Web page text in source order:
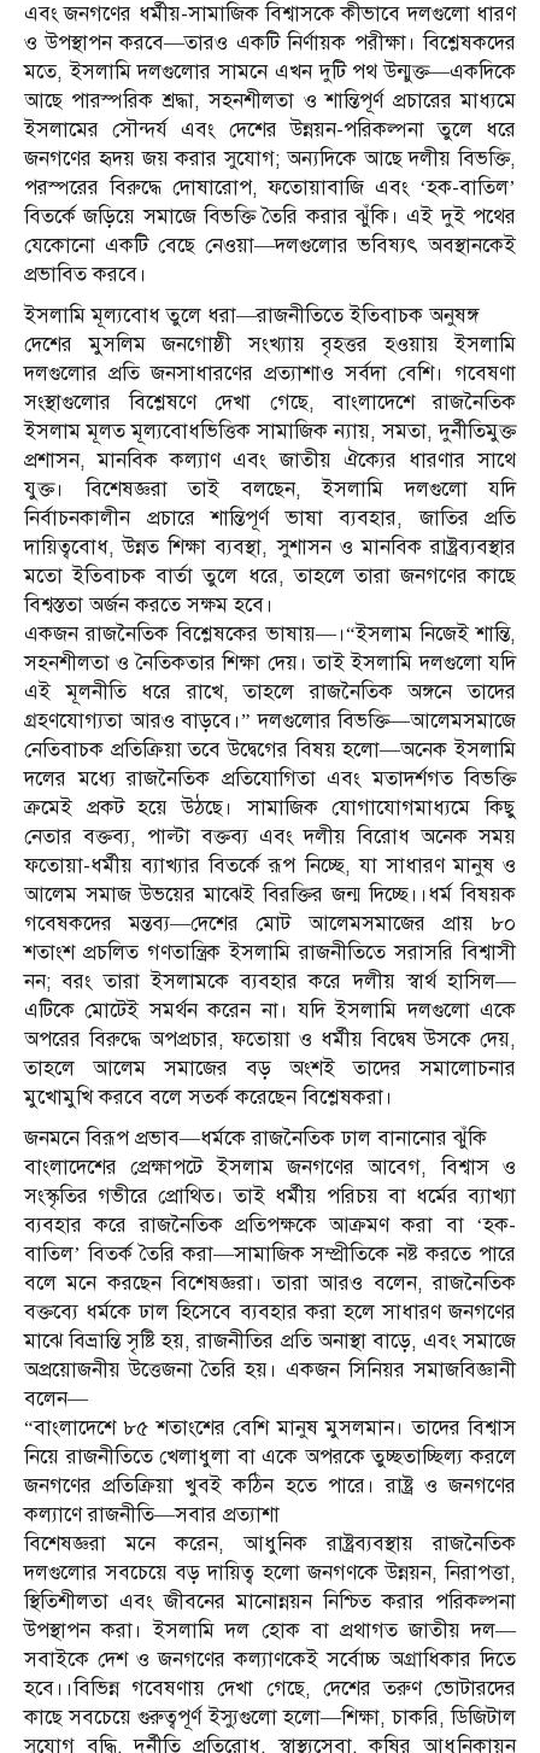
এবং জনগণের ধর্মীয়-সামাজিক বিশ্বাসকে কীভাবে দলগুলো ধারণ
ও উপস্থাপন করবে—তারও একটি নির্ণায়ক পরীক্ষা। বিশ্লেষকদের
মতে, ইসলামি দলগুলোর সামনে এখন দুটি পথ উন্মুক্ত—একদিকে
আছে পারস্পরিক শ্রদ্ধা, সহনশীলতা ও শান্তিপূর্ণ প্রচারের মাধ্যমে
ইসলামের সৌন্দর্য এবং দেশের উন্নয়ন-পরিকল্পনা তুলে ধরে
জনগণের হৃদয় জয় করার সুযোগ; অন্যদিকে আছে দলীয় বিভক্তি,
পরস্পরের বিরুদ্ধে দোষারোপ, ফতোয়াবাজি এবং ‘হক-বাতিল’
বিতর্কে জড়িয়ে সমাজে বিভক্তি তৈরি করার ঝুঁকি। এই দুই পথের
যেকোনো একটি বেছে নেওয়া—দলগুলোর ভবিষ্যৎ অবস্থানকেই
প্রভাবিত করবে।
ইসলামি মূল্যবোধ তুলে ধরা—রাজনীতিতে ইতিবাচক অনুষঙ্গ
দেশের মুসলিম জনগোষ্ঠী সংখ্যায় বৃহত্তর হওয়ায় ইসলামি
দলগুলোর প্রতি জনসাধারণের প্রত্যাশাও সর্বদা বেশি। গবেষণা
সংস্থাগুলোর বিশ্লেষণে দেখা গেছে, বাংলাদেশে রাজনৈতিক
ইসলাম মূলত মূল্যবোধভিত্তিক সামাজিক ন্যায়, সমতা, দুর্নীতিমুক্ত
প্রশাসন, মানবিক কল্যাণ এবং জাতীয় ঐক্যের ধারণার সাথে
যুক্ত। বিশেষজ্ঞরা তাই বলছেন, ইসলামি দলগুলো যদি
নির্বাচনকালীন প্রচারে শান্তিপূর্ণ ভাষা ব্যবহার, জাতির প্রতি
দায়িত্ববোধ, উন্নত শিক্ষা ব্যবস্থা, সুশাসন ও মানবিক রাষ্ট্রব্যবস্থার
মতো ইতিবাচক বার্তা তুলে ধরে, তাহলে তারা জনগণের কাছে
বিশ্বস্ততা অর্জন করতে সক্ষম হবে।
একজন রাজনৈতিক বিশ্লেষকের ভাষায়—।“ইসলাম নিজেই শান্তি,
সহনশীলতা ও নৈতিকতার শিক্ষা দেয়। তাই ইসলামি দলগুলো যদি
এই মূলনীতি ধরে রাখে, তাহলে রাজনৈতিক অঙ্গনে তাদের
গ্রহণযোগ্যতা আরও বাড়বে।” দলগুলোর বিভক্তি—আলেমসমাজে
নেতিবাচক প্রতিক্রিয়া তবে উদ্বেগের বিষয় হলো—অনেক ইসলামি
দলের মধ্যে রাজনৈতিক প্রতিযোগিতা এবং মতাদর্শগত বিভক্তি
ক্রমেই প্রকট হয়ে উঠছে। সামাজিক যোগাযোগমাধ্যমে কিছু
নেতার বক্তব্য, পাল্টা বক্তব্য এবং দলীয় বিরোধ অনেক সময়
ফতোয়া-ধর্মীয় ব্যাখ্যার বিতর্কে রূপ নিচ্ছে, যা সাধারণ মানুষ ও
আলেম সমাজ উভয়ের মাঝেই বিরক্তির জন্ম দিচ্ছে।।ধর্ম বিষয়ক
গবেষকদের মন্তব্য—দেশের মোট আলেমসমাজের প্রায় ৮০
শতাংশ প্রচলিত গণতান্ত্রিক ইসলামি রাজনীতিতে সরাসরি বিশ্বাসী
নন; বরং তারা ইসলামকে ব্যবহার করে দলীয় স্বার্থ হাসিল—
এটিকে মোটেই সমর্থন করেন না। যদি ইসলামি দলগুলো একে
অপরের বিরুদ্ধে অপপ্রচার, ফতোয়া ও ধর্মীয় বিদ্বেষ উসকে দেয়,
তাহলে আলেম সমাজের বড় অংশই তাদের সমালোচনার
মুখোমুখি করবে বলে সতর্ক করেছেন বিশ্লেষকরা।
জনমনে বিরূপ প্রভাব—ধর্মকে রাজনৈতিক ঢাল বানানোর ঝুঁকি
বাংলাদেশের প্রেক্ষাপটে ইসলাম জনগণের আবেগ, বিশ্বাস ও
সংস্কৃতির গভীরে প্রোথিত। তাই ধর্মীয় পরিচয় বা ধর্মের ব্যাখ্যা
ব্যবহার করে রাজনৈতিক প্রতিপক্ষকে আক্রমণ করা বা ‘হক-
বাতিল’ বিতর্ক তৈরি করা—সামাজিক সম্প্রীতিকে নষ্ট করতে পারে
বলে মনে করছেন বিশেষজ্ঞরা। তারা আরও বলেন, রাজনৈতিক
বক্তব্যে ধর্মকে ঢাল হিসেবে ব্যবহার করা হলে সাধারণ জনগণের
মাঝে বিভ্রান্তি সৃষ্টি হয়, রাজনীতির প্রতি অনাস্থা বাড়ে, এবং সমাজে
অপ্রয়োজনীয় উত্তেজনা তৈরি হয়। একজন সিনিয়র সমাজবিজ্ঞানী
বলেন—
“বাংলাদেশে ৮৫ শতাংশের বেশি মানুষ মুসলমান। তাদের বিশ্বাস
নিয়ে রাজনীতিতে খেলাধুলা বা একে অপরকে তুচ্ছতাচ্ছিল্য করলে
জনগণের প্রতিক্রিয়া খুবই কঠিন হতে পারে। রাষ্ট্র ও জনগণের
কল্যাণে রাজনীতি—সবার প্রত্যাশা
বিশেষজ্ঞরা মনে করেন, আধুনিক রাষ্ট্রব্যবস্থায় রাজনৈতিক
দলগুলোর সবচেয়ে বড় দায়িত্ব হলো জনগণকে উন্নয়ন, নিরাপত্তা,
স্থিতিশীলতা এবং জীবনের মানোন্নয়ন নিশ্চিত করার পরিকল্পনা
উপস্থাপন করা। ইসলামি দল হোক বা প্রথাগত জাতীয় দল—
সবাইকে দেশ ও জনগণের কল্যাণকেই সর্বোচ্চ অগ্রাধিকার দিতে
হবে।।বিভিন্ন গবেষণায় দেখা গেছে, দেশের তরুণ ভোটারদের
কাছে সবচেয়ে গুরুত্বপূর্ণ ইস্যুগুলো হলো—শিক্ষা, চাকরি, ডিজিটাল
সুযোগ বৃদ্ধি, দুর্নীতি প্রতিরোধ, স্বাস্থ্যসেবা, কৃষির আধুনিকায়ন